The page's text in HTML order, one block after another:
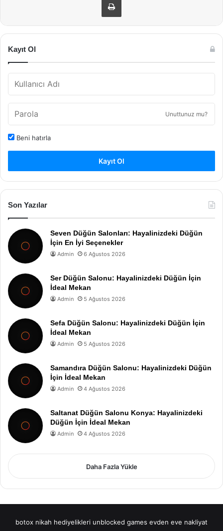
Kayıt Ol
Unuttunuz mu?
Beni hatırla
Kayıt Ol
Son Yazılar
Seven Düğün Salonları: Hayalinizdeki Düğün
İçin En İyi Seçenekler
Admin 6 Ağustos 2026
Ser Düğün Salonu: Hayalinizdeki Düğün İçin
İdeal Mekan
Admin 5 Ağustos 2026
Sefa Düğün Salonu: Hayalinizdeki Düğün İçin
İdeal Mekan
Admin 5 Ağustos 2026
Samandıra Düğün Salonu: Hayalinizdeki Düğün
İçin İdeal Mekan
Admin 4 Ağustos 2026
Saltanat Düğün Salonu Konya: Hayalinizdeki
Düğün İçin İdeal Mekan
Admin 4 Ağustos 2026
Daha Fazla Yükle
botox nikah hediyelikleri unblocked games evden eve nakliyat